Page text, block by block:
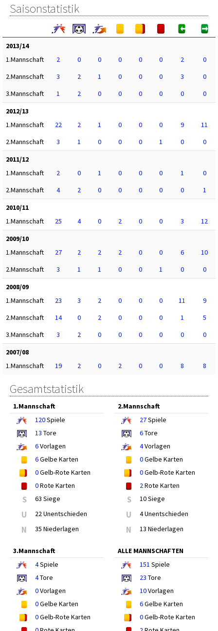
Saisonstatistik
2013/14
1.Mannschaft
2 0 0 0 0 0 2
0
2.Mannschaft
3 2 1 0 0 0 3
0
3.Mannschaft
1 2 0 0 0 0 0
0
2012/13
1.Mannschaft
22 2 1 0 0 0 9
11
2.Mannschaft
3 1 0 0 0 1 0
0
2011/12
1.Mannschaft
2 0 1 0 0 0 1
0
2.Mannschaft
4 2 0 0 0 0 0
1
2010/11
1.Mannschaft
25 4 0 2 0 0 3
12
2009/10
1.Mannschaft
27 2 2 2 0 0 6
10
2.Mannschaft
3 1 1 0 0 1 0
0
2008/09
1.Mannschaft
23 3 2 0 0 0 11
9
2.Mannschaft
14 0 2 0 0 0 1
5
3.Mannschaft
3 2 0 0 0 0 0
0
2007/08
1.Mannschaft
19 2 0 2 0 0 8 8
Gesamtstatistik
1.Mannschaft
120Spiele
13 Tore
6Vorlagen
6Gelbe Karten
0Gelb-Rote Karten
0Rote Karten
S 63 Siege
U 22 Unentschieden
N 35 Niederlagen
2.Mannschaft
27Spiele
6Tore
4Vorlagen
0Gelbe Karten
0Gelb-Rote Karten
2Rote Karten
S 10 Siege
U 4 Unentschieden
N 13 Niederlagen
3.Mannschaft
4Spiele
4Tore
0Vorlagen
0Gelbe Karten
0Gelb-Rote Karten
ALLE MANNSCHAFTEN
151 Spiele
23 Tore
10Vorlagen
6Gelbe Karten
0Gelb-Rote Karten